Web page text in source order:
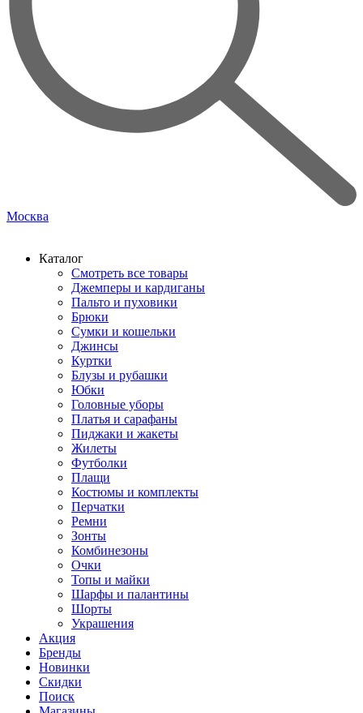
Москва
Каталог
Смотреть все товары
Джемперы и кардиганы
Пальто и пуховики
Брюки
Сумки и кошельки
Джинсы
Куртки
Блузы и рубашки
Юбки
Головные уборы
Платья и сарафаны
Пиджаки и жакеты
Жилеты
Футболки
Плащи
Костюмы и комплекты
Перчатки
Ремни
Зонты
Комбинезоны
Очки
Топы и майки
Шарфы и палантины
Шорты
Украшения
Акция
Бренды
Новинки
Скидки
Поиск